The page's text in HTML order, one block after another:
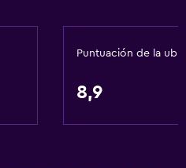
Puntuación de la
8,9